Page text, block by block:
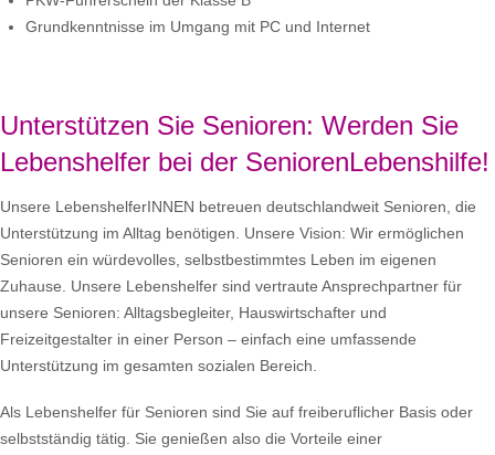
Grundkenntnisse im Umgang mit PC und Internet
Unterstützen Sie Senioren: Werden Sie
Lebenshelfer bei der SeniorenLebenshilfe!
Unsere LebenshelferINNEN betreuen deutschlandweit Senioren, die
Unterstützung im Alltag benötigen. Unsere Vision: Wir ermöglichen
Senioren ein würdevolles, selbstbestimmtes Leben im eigenen
Zuhause. Unsere Lebenshelfer sind vertraute Ansprechpartner für
unsere Senioren: Alltagsbegleiter, Hauswirtschafter und
Freizeitgestalter in einer Person – einfach eine umfassende
Unterstützung im gesamten sozialen Bereich.
Als Lebenshelfer für Senioren sind Sie auf freiberuflicher Basis oder
selbstständig tätig. Sie genießen also die Vorteile einer